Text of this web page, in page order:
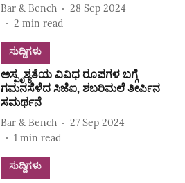
Bar & Bench
28 Sep 2024
2 min read
ಸುದ್ದಿಗಳು
ಅಸ್ಪೃಶ್ಯತೆಯ ವಿವಿಧ ರೂಪಗಳ ಬಗ್ಗೆ
ಗಮನಸೆಳೆದ ಸಿಜೆಐ, ಶಬರಿಮಲೆ ತೀರ್ಪಿನ
ಸಮರ್ಥನೆ
Bar & Bench
27 Sep 2024
1 min read
ಸುದ್ದಿಗಳು